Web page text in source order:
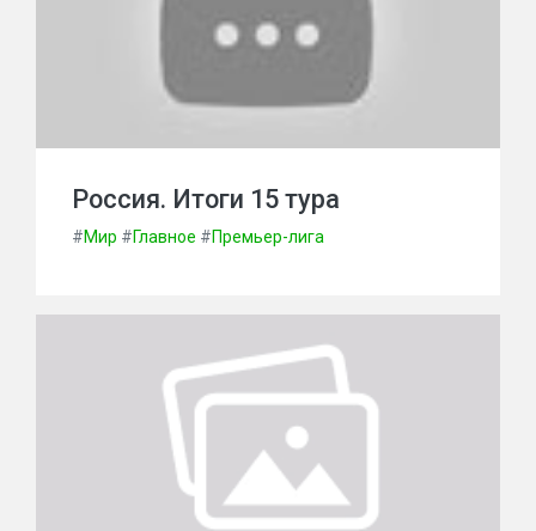
Россия. Итоги 15 тура
#Мир #Главное #Премьер-лига